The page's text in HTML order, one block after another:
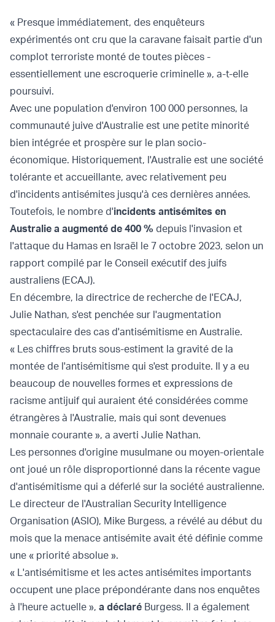
« Presque immédiatement, des enquêteurs
expérimentés ont cru que la caravane faisait partie d'un
complot terroriste monté de toutes pièces -
essentiellement une escroquerie criminelle », a-t-elle
poursuivi.
Avec une population d'environ 100 000 personnes, la
communauté juive d'Australie est une petite minorité
bien intégrée et prospère sur le plan socio-
économique. Historiquement, l'Australie est une société
tolérante et accueillante, avec relativement peu
d'incidents antisémites jusqu'à ces dernières années.
Toutefois, le nombre d'incidents antisémites en
Australie a augmenté de 400 % depuis l'invasion et
l'attaque du Hamas en Israël le 7 octobre 2023, selon un
rapport compilé par le Conseil exécutif des juifs
australiens (ECAJ).
En décembre, la directrice de recherche de l'ECAJ,
Julie Nathan, s'est penchée sur l'augmentation
spectaculaire des cas d'antisémitisme en Australie.
« Les chiffres bruts sous-estiment la gravité de la
montée de l'antisémitisme qui s'est produite. Il y a eu
beaucoup de nouvelles formes et expressions de
racisme antijuif qui auraient été considérées comme
étrangères à l'Australie, mais qui sont devenues
monnaie courante », a averti Julie Nathan.
Les personnes d'origine musulmane ou moyen-orientale
ont joué un rôle disproportionné dans la récente vague
d'antisémitisme qui a déferlé sur la société australienne.
Le directeur de l'Australian Security Intelligence
Organisation (ASIO), Mike Burgess, a révélé au début du
mois que la menace antisémite avait été définie comme
une « priorité absolue ».
« L'antisémitisme et les actes antisémites importants
occupent une place prépondérante dans nos enquêtes
à l'heure actuelle », a déclaré Burgess. Il a également